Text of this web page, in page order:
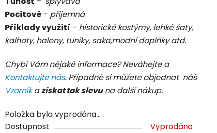
Pocitově – přijemná
Příklady využití – historické kostýmy, lehké šaty,
kalhoty, haleny, tuniky, saka,modní doplňky atd.
Chybí Vám nějaké informace? Neváhejte a
Kontaktujte nás. Případně si můžete objednat náš
Vzorníkazískat tak slevuna další nákup.
Položka byla vyprodána…
Dostupnost
Vyprodáno